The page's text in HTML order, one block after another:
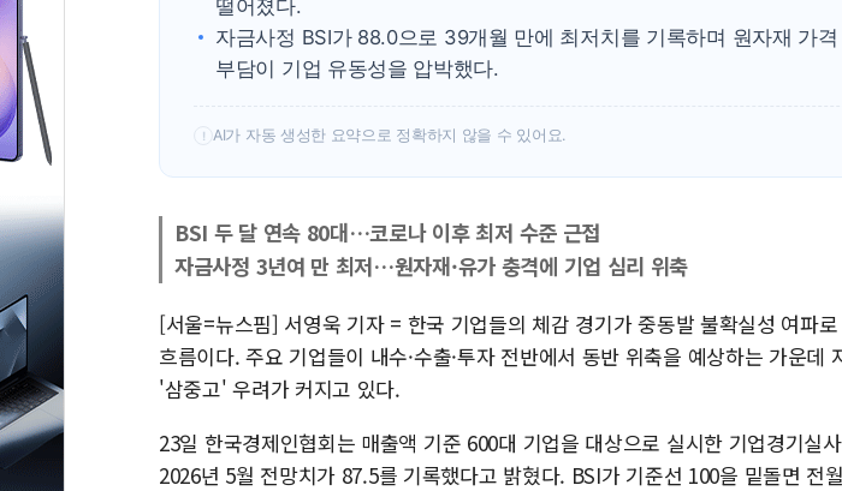
떨어졌다.
자금사정 BSI가 88.0으로 39개월 만에 최저치를 기록하며 원자재 가
부담이 기업 유동성을 압박했다.
! AI가 자동 생성한 요약으로 정확하지 않을 수 있어요.
BSI 두 달 연속 80대…코로나 이후 최저 수준 근접
자금사정 3년여 만 최저…원자재·유가 충격에 기업 심리 위축
[서울=뉴스핌] 서영욱 기자 = 한국 기업들의 체감 경기가 중동발 불확실성 여파
흐름이다. 주요 기업들이 내수·수출·투자 전반에서 동반 위축을 예상하는 가운데
'삼중고' 우려가 커지고 있다.
23일 한국경제인협회는 매출액 기준 600대 기업을 대상으로 실시한 기업경기실
2026년 5월 전망치가 87.5를 기록했다고 밝혔다. BSI가 기준선 100을 밑돌면 전